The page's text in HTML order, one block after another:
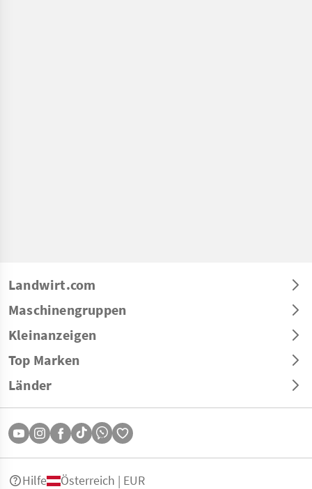
Landwirt.com
Maschinengruppen
Kleinanzeigen
Top Marken
Länder
Hilfe Österreich | EUR